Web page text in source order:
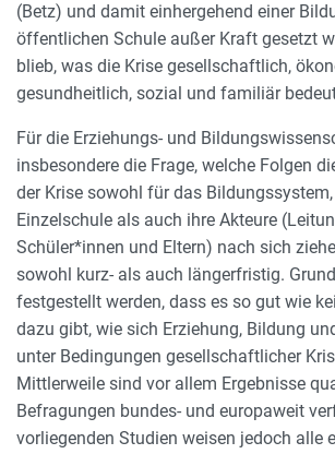
(Betz) und damit einhergehend einer
öffentlichen Schule außer Kraft gesetzt
blieb, was die Krise gesellschaftlich,
gesundheitlich, sozial und familiär
Für die Erziehungs- und
insbesondere die Frage, welche Folgen
der Krise sowohl für das
Einzelschule als auch ihre Akteure
Schüler*innen und Eltern) nach sich
sowohl kurz- als auch längerfristig.
festgestellt werden, dass es so gut wie
dazu gibt, wie sich Erziehung, Bildung
unter Bedingungen gesellschaftlicher
Mittlerweile sind vor allem Ergebnisse
Befragungen bundes- und europaweit
vorliegenden Studien weisen jedoch alle